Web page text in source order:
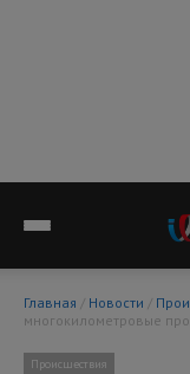
Главная / Новости /
многокилометровые
Происшествия